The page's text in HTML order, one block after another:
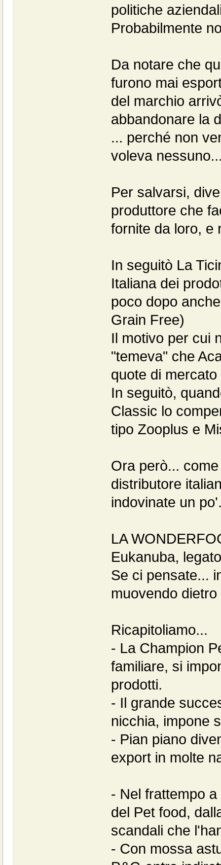
politiche
Probabilmente
Da notare che
furono mai
del marchio
abbandonare la
... perché non
voleva
Per salvarsi,
produttore che
fornite da loro, e
In seguitò La
Italiana dei
poco dopo
Grain Free)
Il motivo per cui
"temeva" che
quote di
In seguitò,
Classic lo
tipo Zooplus e
Ora però...
distributore
indovinate un
LA
Eukanuba,
Se ci pensate...
muovendo
Ricapitoliamo...
- La Champion
familiare, si
prodotti.
- Il grande
nicchia, impone
- Pian piano
export in molte
- Nel frattempo
del Pet food,
scandali che
- Con mossa